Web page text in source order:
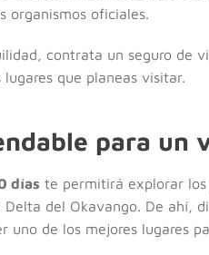
organismos oficiales.
contrata un seguro de
que planeas visitar.
para un
días te permitirá explorar los
del Okavango. De ahí,
uno de los mejores lugares